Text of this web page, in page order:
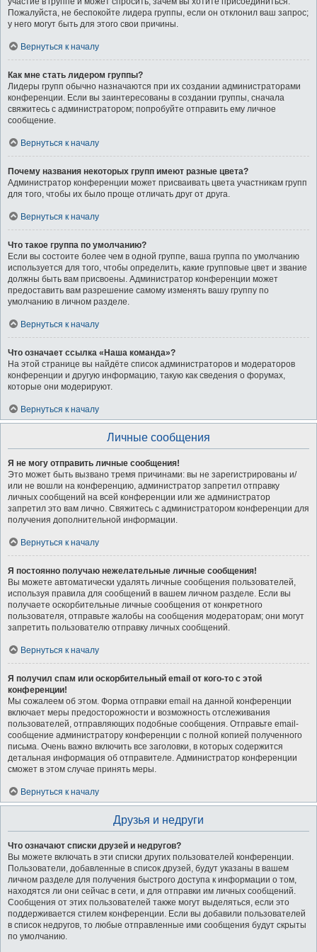
Пожалуйста, не беспокойте лидера группы, если он отклонил ваш запрос;
у него могут быть для этого свои причины.
Вернуться к началу
Как мне стать лидером группы?
Лидеры групп обычно назначаются при их создании администраторами
конференции. Если вы заинтересованы в создании группы, сначала
свяжитесь с администратором; попробуйте отправить ему личное
сообщение.
Вернуться к началу
Почему названия некоторых групп имеют разные цвета?
Администратор конференции может присваивать цвета участникам групп
для того, чтобы их было проще отличать друг от друга.
Вернуться к началу
Что такое группа по умолчанию?
Если вы состоите более чем в одной группе, ваша группа по умолчанию
используется для того, чтобы определить, какие групповые цвет и звание
должны быть вам присвоены. Администратор конференции может
предоставить вам разрешение самому изменять вашу группу по
умолчанию в личном разделе.
Вернуться к началу
Что означает ссылка «Наша команда»?
На этой странице вы найдёте список администраторов и модераторов
конференции и другую информацию, такую как сведения о форумах,
которые они модерируют.
Вернуться к началу
Личные сообщения
Я не могу отправить личные сообщения!
Это может быть вызвано тремя причинами: вы не зарегистрированы и/
или не вошли на конференцию, администратор запретил отправку
личных сообщений на всей конференции или же администратор
запретил это вам лично. Свяжитесь с администратором конференции для
получения дополнительной информации.
Вернуться к началу
Я постоянно получаю нежелательные личные сообщения!
Вы можете автоматически удалять личные сообщения пользователей,
используя правила для сообщений в вашем личном разделе. Если вы
получаете оскорбительные личные сообщения от конкретного
пользователя, отправьте жалобы на сообщения модераторам; они могут
запретить пользователю отправку личных сообщений.
Вернуться к началу
Я получил спам или оскорбительный email от кого-то с этой
конференции!
Мы сожалеем об этом. Форма отправки email на данной конференции
включает меры предосторожности и возможность отслеживания
пользователей, отправляющих подобные сообщения. Отправьте email-
сообщение администратору конференции с полной копией полученного
письма. Очень важно включить все заголовки, в которых содержится
детальная информация об отправителе. Администратор конференции
сможет в этом случае принять меры.
Вернуться к началу
Друзья и недруги
Что означают списки друзей и недругов?
Вы можете включать в эти списки других пользователей конференции.
Пользователи, добавленные в список друзей, будут указаны в вашем
личном разделе для получения быстрого доступа к информации о том,
находятся ли они сейчас в сети, и для отправки им личных сообщений.
Сообщения от этих пользователей также могут выделяться, если это
поддерживается стилем конференции. Если вы добавили пользователей
в список недругов, то любые отправленные ими сообщения будут скрыты
по умолчанию.